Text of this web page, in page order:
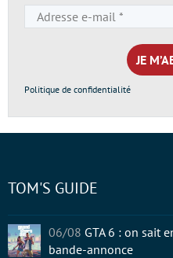
Politique de confidentialité
TOM'S GUIDE
06/08 GTA 6 : on sait
bande-annonce